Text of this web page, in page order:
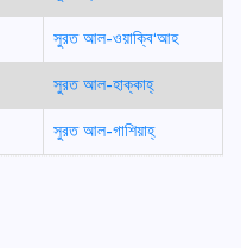
সুরত আল-ওয়াক্বি‘আহ
সুরত আল-হাক্কাহ্
সুরত আল-গাশিয়াহ্